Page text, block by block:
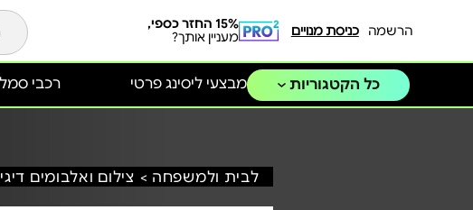
הרשמה כניסת מנויים
15% החזר כספי,
מעניין אותך?
כל הקטגוריות מבצעי ליסינג פרטי רכבי
לבית ולמשפחה > צילום ואלבומים